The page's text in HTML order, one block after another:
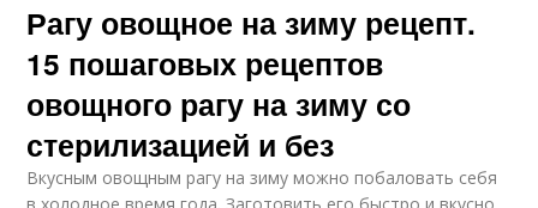
Рагу овощное на зиму рецепт.
15 пошаговых рецептов
овощного рагу на зиму со
стерилизацией и без
Вкусным овощным рагу на зиму можно побаловать себя